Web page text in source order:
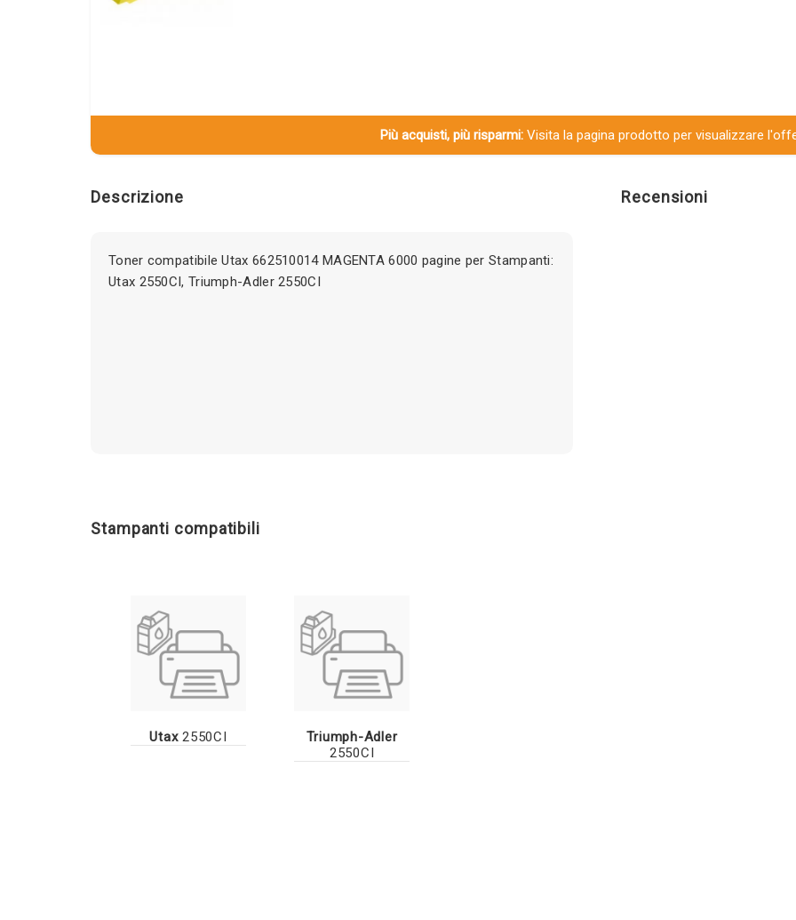
Più acquisti, più risparmi:Visita la pagina prodotto per visualizzare
Descrizione
Toner compatibile Utax 662510014 MAGENTA 6000 pagine per Stampanti:
Utax 2550CI, Triumph-Adler 2550CI
Recensioni
Stampanti compatibili
Utax2550CI
Triumph-Adler
2550CI